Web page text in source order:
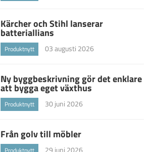
Kärcher och Stihl lanserar
batteriallians
Produktnytt 03 augusti 2026
Ny byggbeskrivning gör det enklare
att bygga eget växthus
Produktnytt 30 juni 2026
Från golv till möbler
Produktnytt 29 juni 2026